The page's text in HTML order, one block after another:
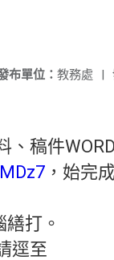
布單位： 教務處 |
稿件
，始完
打。
逕至